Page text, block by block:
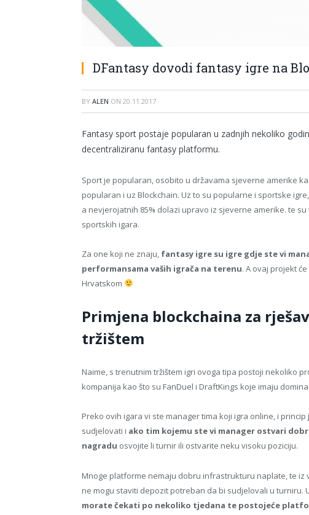
DFantasy dovodi fantasy igre na
BY ALEN ON 20.11.2017
Fantasy sport postaje popularan u zadnjih nekoliko
decentraliziranu fantasy platformu.
Sport je popularan, osobito u državama sjeverne amerike
popularan i uz Blockchain. Uz to su popularne i sportske
a nevjerojatnih 85% dolazi upravo iz sjeverne amerike. te
sportskih igara.
Za one koji ne znaju, fantasy igre su igre gdje ste vi
performansama vaših igrača na terenu. A ovaj projekt
Hrvatskom
Primjena blockchaina za
tržištem
Naime, s trenutnim tržištem igri ovoga tipa postoji nekoliko
kompanija kao što su FanDuel i DraftKings koje imaju
Preko ovih igara vi ste manager tima koji igra online, i
sudjelovati i ako tim kojemu ste vi manager ostvari
nagradu osvojite li turnir ili ostvarite neku visoku poziciju.
Mnoge platforme nemaju dobru infrastrukturu naplate, te
ne mogu staviti depozit potreban da bi sudjelovali u turniru.
morate čekati po nekoliko tjedana te postojeće